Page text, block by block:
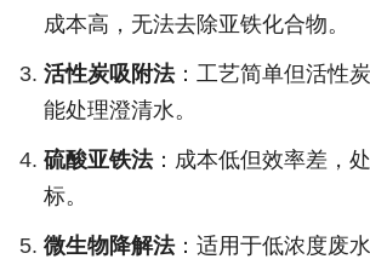
成本高，无法去除亚铁化合物。
活性炭吸附法：工艺简单但活性
能处理澄清水。
硫酸亚铁法：成本低但效率差，
标。
微生物降解法：适用于低浓度废